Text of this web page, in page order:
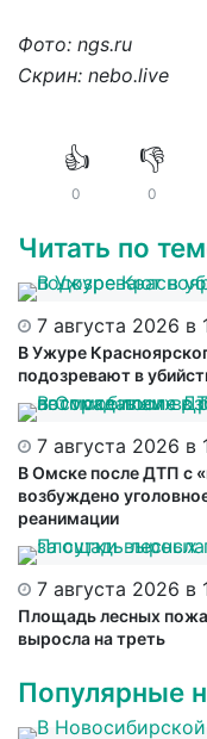
Фото: ngs.ru
Скрин: nebo.live
👍
0
👎
0
Читать по
7 августа 2026 в
В Ужуре
подозревают в
7 августа 2026 в
В Омске после ДТП с
возбуждено
реанимации
7 августа 2026 в
Площадь лесных
выросла на треть
Популярные